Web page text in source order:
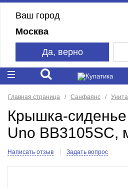
Ваш город
Москва
Да, верно
Главная страница Санфаянс
Крышка-
Uno BB3105SC,
Написать отзыв Задать вопрос